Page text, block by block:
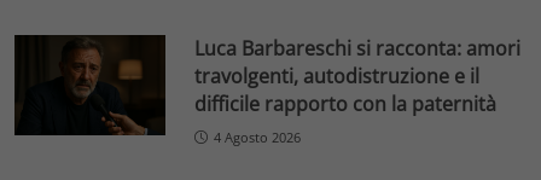
Luca Barbareschi si racconta: amori
travolgenti, autodistruzione e il
difficile rapporto con la paternità
4 Agosto 2026